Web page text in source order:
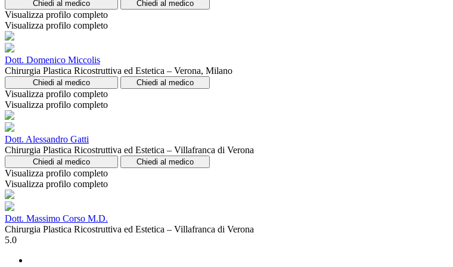
Chiedi al medico Chiedi al medico
Visualizza profilo completo
Visualizza profilo completo
Dott. Domenico Miccolis
Chirurgia Plastica Ricostruttiva ed Estetica – Verona, Milano
Chiedi al medico Chiedi al medico
Visualizza profilo completo
Visualizza profilo completo
Dott. Alessandro Gatti
Chirurgia Plastica Ricostruttiva ed Estetica – Villafranca di Verona
Chiedi al medico Chiedi al medico
Visualizza profilo completo
Visualizza profilo completo
Dott. Massimo Corso M.D.
Chirurgia Plastica Ricostruttiva ed Estetica – Villafranca di Verona
5.0